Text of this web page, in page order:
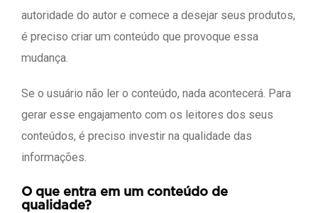
autoridade do autor e comece a desejar seus produtos,
é preciso criar um conteúdo que provoque essa
mudança.
Se o usuário não ler o conteúdo, nada acontecerá. Para
gerar esse engajamento com os leitores dos seus
conteúdos, é preciso investir na qualidade das
informações.
O que entra em um conteúdo de
qualidade?